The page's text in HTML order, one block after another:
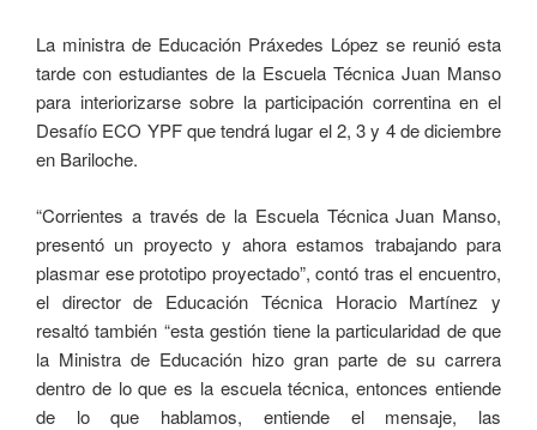
La ministra de Educación Práxedes López se reunió esta
tarde con estudiantes de la Escuela Técnica Juan Manso
para interiorizarse sobre la participación correntina en el
Desafío ECO YPF que tendrá lugar el 2, 3 y 4 de diciembre
en Bariloche.
“Corrientes a través de la Escuela Técnica Juan Manso,
presentó un proyecto y ahora estamos trabajando para
plasmar ese prototipo proyectado”, contó tras el encuentro,
el director de Educación Técnica Horacio Martínez y
resaltó también “esta gestión tiene la particularidad de que
la Ministra de Educación hizo gran parte de su carrera
dentro de lo que es la escuela técnica, entonces entiende
de lo que hablamos, entiende el mensaje, las